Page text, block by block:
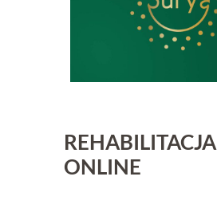
REHABILITACJA
ONLINE